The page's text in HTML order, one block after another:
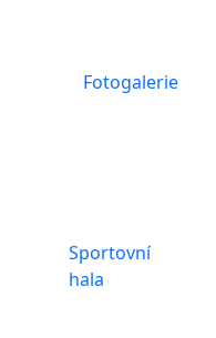
Fotogalerie
Sportovní
hala